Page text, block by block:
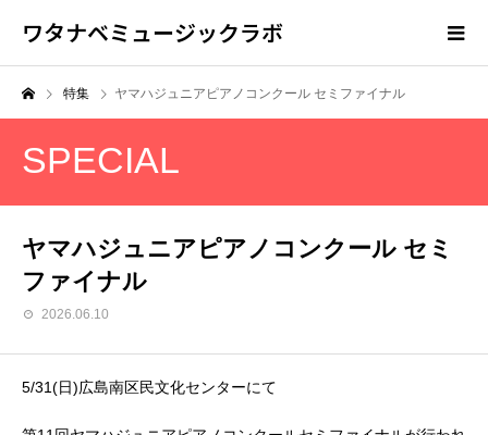
ワタナベミュージックラボ
特集 ヤマハジュニアピアノコンクール セミファイナル
SPECIAL
ヤマハジュニアピアノコンクール セミ
ファイナル
2026.06.10
5/31(日)広島南区民文化センターにて